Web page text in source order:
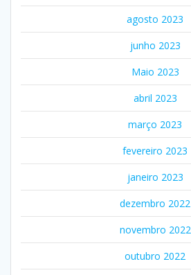
agosto 2023
junho 2023
Maio 2023
abril 2023
março 2023
fevereiro 2023
janeiro 2023
dezembro 2022
novembro 2022
outubro 2022